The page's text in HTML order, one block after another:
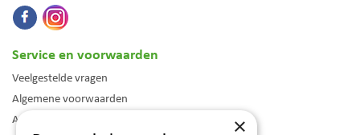
Service en voorwaarden
Veelgestelde vragen
Algemene voorwaarden
Assortiment
×